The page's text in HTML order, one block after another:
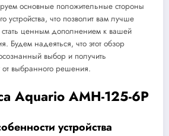
основные положительные стороны
устройства, что позволит вам лучше
стать ценным дополнением к вашей
Будем надеяться, что этот обзор
выбор и получить
выбранного решения.
Aquario AMH-125-6P
устройства